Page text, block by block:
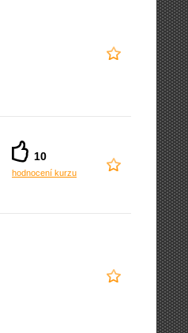
10
hodnocení kurzu